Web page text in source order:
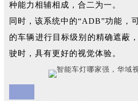
种能力相辅相成，合二为一。
同时，该系统中的“ADB”功能，
的车辆进行目标级别的精确遮蔽
驶时，具有更好的视觉体验。